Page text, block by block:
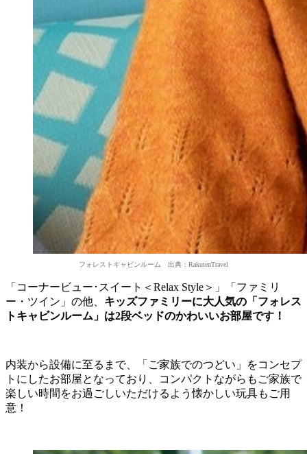
フォレストキャビンルーム 出典：RakutenTravel
「コーナービュー･スイート＜Relax Style＞」「ファミリ
ー・ツイン」の他、 キッズファミリーに大人気の「フォレス
トキャビンルーム」は2段ベッドのかわいいお部屋です！
内装から設備に至るまで、「ご家族でのつどい」をコンセプ
トにしたお部屋となっており、コンパクトながらもご家族で
楽しい時間をお過ごしいただけるよう懐かしい玩具もご用
意！